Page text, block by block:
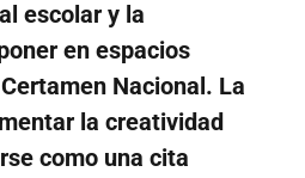
escolar y la
en espacios
Nacional. La
la creatividad
como una cita